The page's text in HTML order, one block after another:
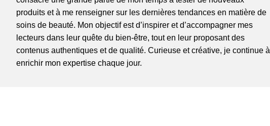
produits et à me renseigner sur les dernières tendances en matière de
soins de beauté. Mon objectif est d’inspirer et d’accompagner mes
lecteurs dans leur quête du bien-être, tout en leur proposant des
contenus authentiques et de qualité. Curieuse et créative, je continue à
enrichir mon expertise chaque jour.